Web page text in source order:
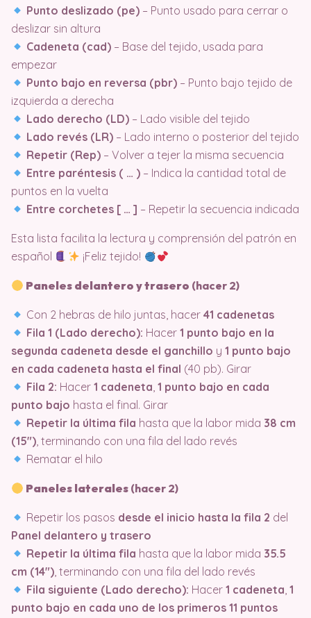
Punto deslizado (pe) – Punto usado para cerrar o
deslizar sin altura
Cadeneta (cad) – Base del tejido, usada para
empezar
Punto bajo en reversa (pbr) – Punto bajo tejido de
izquierda a derecha
Lado derecho (LD) – Lado visible del tejido
Lado revés (LR) – Lado interno o posterior del tejido
Repetir (Rep) – Volver a tejer la misma secuencia
Entre paréntesis ( … ) – Indica la cantidad total de
puntos en la vuelta
Entre corchetes [ … ] – Repetir la secuencia indicada
Esta lista facilita la lectura y comprensión del patrón en
español
¡Feliz tejido!
Paneles delantero y trasero (hacer 2)
Con 2 hebras de hilo juntas, hacer41 cadenetas
Fila 1 (Lado derecho): Hacer1 punto bajo en la
segunda cadeneta desde el ganchillo y 1 punto bajo
en cada cadeneta hasta el final (40 pb). Girar
Fila 2: Hacer1 cadeneta,1 punto bajo en cada
punto bajo hasta el final. Girar
Repetir la última fila hasta que la labor mida 38 cm
(15″), terminando con una fila del lado revés
Rematar el hilo
Paneles laterales (hacer 2)
Repetir los pasos desde el inicio hasta la fila 2 del
Panel delantero y trasero
Repetir la última fila hasta que la labor mida 35.5
cm (14″), terminando con una fila del lado revés
Fila siguiente (Lado derecho): Hacer1 cadeneta,1
punto bajo en cada uno de los primeros 11 puntos